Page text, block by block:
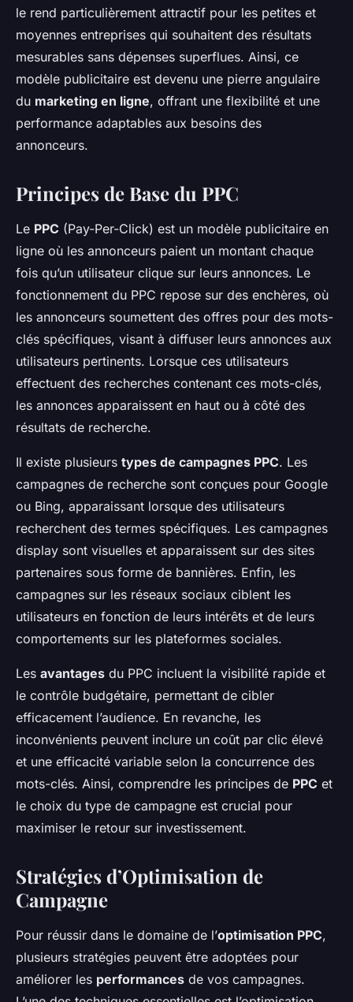
le rend particulièrement attractif pour les petites et
moyennes entreprises qui souhaitent des résultats
mesurables sans dépenses superflues. Ainsi, ce
modèle publicitaire est devenu une pierre angulaire
du marketing en ligne, offrant une flexibilité et une
performance adaptables aux besoins des
annonceurs.
Principes de Base du PPC
Le PPC (Pay-Per-Click) est un modèle publicitaire en
ligne où les annonceurs paient un montant chaque
fois qu’un utilisateur clique sur leurs annonces. Le
fonctionnement du PPC repose sur des enchères, où
les annonceurs soumettent des offres pour des mots-
clés spécifiques, visant à diffuser leurs annonces aux
utilisateurs pertinents. Lorsque ces utilisateurs
effectuent des recherches contenant ces mots-clés,
les annonces apparaissent en haut ou à côté des
résultats de recherche.
Il existe plusieurs types de campagnes PPC. Les
campagnes de recherche sont conçues pour Google
ou Bing, apparaissant lorsque des utilisateurs
recherchent des termes spécifiques. Les campagnes
display sont visuelles et apparaissent sur des sites
partenaires sous forme de bannières. Enfin, les
campagnes sur les réseaux sociaux ciblent les
utilisateurs en fonction de leurs intérêts et de leurs
comportements sur les plateformes sociales.
Les avantages du PPC incluent la visibilité rapide et
le contrôle budgétaire, permettant de cibler
efficacement l’audience. En revanche, les
inconvénients peuvent inclure un coût par clic élevé
et une efficacité variable selon la concurrence des
mots-clés. Ainsi, comprendre les principes de PPC et
le choix du type de campagne est crucial pour
maximiser le retour sur investissement.
Stratégies d’Optimisation de
Campagne
Pour réussir dans le domaine de l’optimisation PPC,
plusieurs stratégies peuvent être adoptées pour
améliorer les performances de vos campagnes.